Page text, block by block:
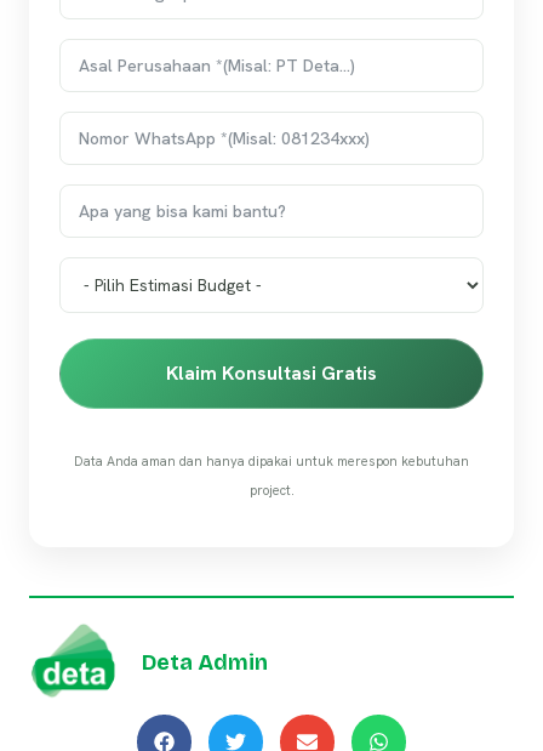
Klaim Konsultasi Gratis
Data Anda aman dan hanya dipakai untuk merespon kebutuhan
project.
Deta Admin